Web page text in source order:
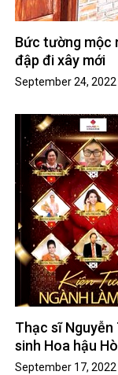
Bức tường mộc
đập đi xây mới
September 24, 2022
Thạc sĩ
sinh Hoa hậu
September 17, 2022